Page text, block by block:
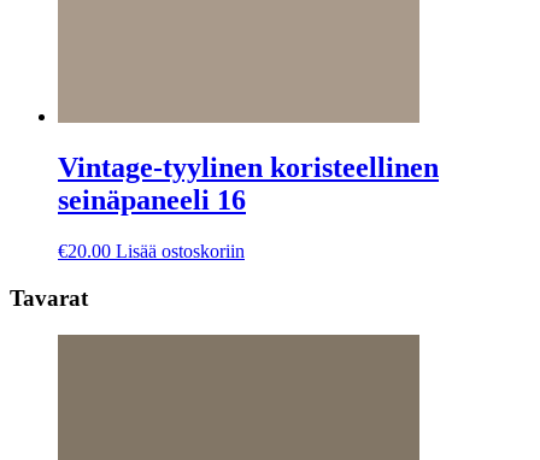
Vintage-tyylinen koristeellinen
seinäpaneeli 16
€20.00 Lisää ostoskoriin
Tavarat